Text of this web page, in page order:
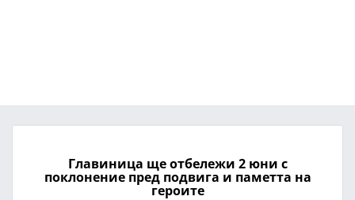
Главиница ще отбележи 2 юни с
поклонение пред подвига и паметта на
героите